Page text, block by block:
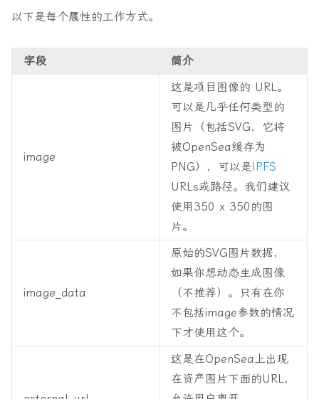
以下是每个属性的工作方式。
字段 简介
image
这是项目图像的 URL。
可以是几乎任何类型的
图片（包括SVG，它将
被OpenSea缓存为
PNG），可以是 IPFS
URLs或路径。我们建议
使用350 x 350的图
片。
image_data
原始的SVG图片数据，
如果你想动态生成图像
（不推荐）。只有在你
不包括image参数的情况
下才使用这个。
这是在OpenSea上出现
在资产图片下面的URL，